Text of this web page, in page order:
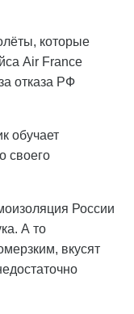
которые
Air France
отказа РФ
обучает
своего
России
А то
вкусят